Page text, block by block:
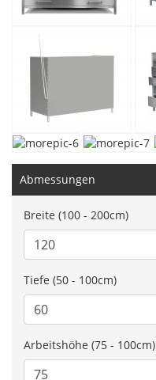
Abmessungen
Breite (100 - 200cm)
Tiefe (50 - 100cm)
Arbeitshöhe (75 - 100cm)